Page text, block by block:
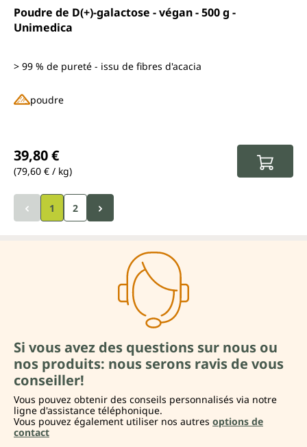
Note moyenne de 5 sur 5 étoiles
Poudre de D(+)-galactose - végan - 500 g -
Unimedica
> 99 % de pureté - issu de fibres d'acacia
poudre
39,80 €
(79,60 € / kg)
1 2
Si vous avez des questions sur nous ou
nos produits: nous serons ravis de vous
conseiller!
Vous pouvez obtenir des conseils personnalisés via notre
ligne d'assistance téléphonique.
Vous pouvez également utiliser nos autres options de
contact